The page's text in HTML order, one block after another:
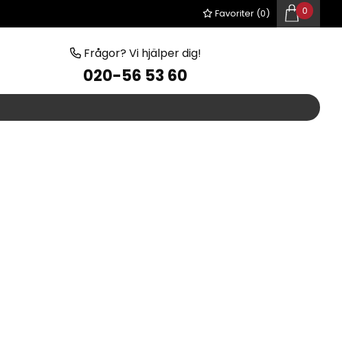
0
Favoriter (0)
Frågor? Vi hjälper dig!
020-56 53 60